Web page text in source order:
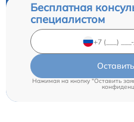
Бесплатная
специалистом
Нажимая на кнопку "Оставить